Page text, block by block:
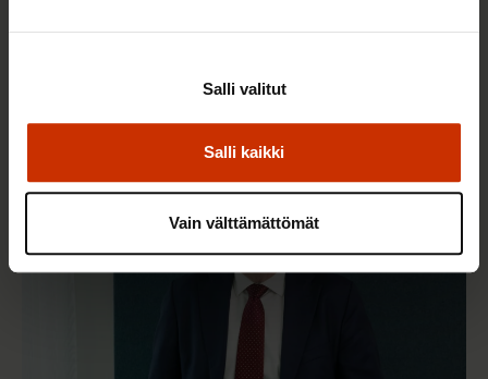
Salli kaikki
Salli valitut
Vain välttämättömät